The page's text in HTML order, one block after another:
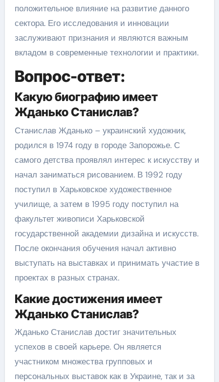
положительное влияние на развитие данного
сектора. Его исследования и инновации
заслуживают признания и являются важным
вкладом в современные технологии и практики.
Вопрос-ответ:
Какую биографию имеет
Жданько Станислав?
Станислав Жданько – украинский художник,
родился в 1974 году в городе Запорожье. С
самого детства проявлял интерес к искусству и
начал заниматься рисованием. В 1992 году
поступил в Харьковское художественное
училище, а затем в 1995 году поступил на
факультет живописи Харьковской
государственной академии дизайна и искусств.
После окончания обучения начал активно
выступать на выставках и принимать участие в
проектах в разных странах.
Какие достижения имеет
Жданько Станислав?
Жданько Станислав достиг значительных
успехов в своей карьере. Он является
участником множества групповых и
персональных выставок как в Украине, так и за